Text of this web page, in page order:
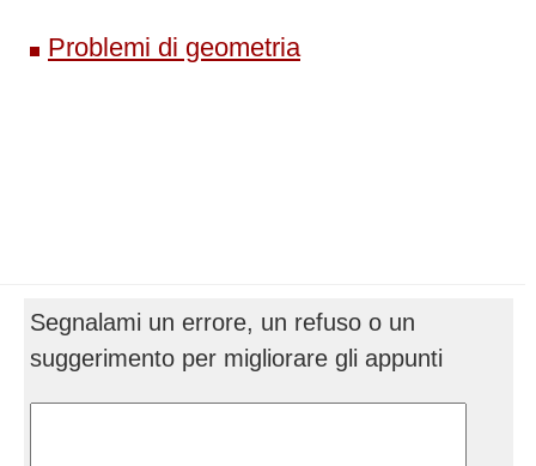
Problemi di geometria
Segnalami un errore, un refuso o un
suggerimento per migliorare gli appunti